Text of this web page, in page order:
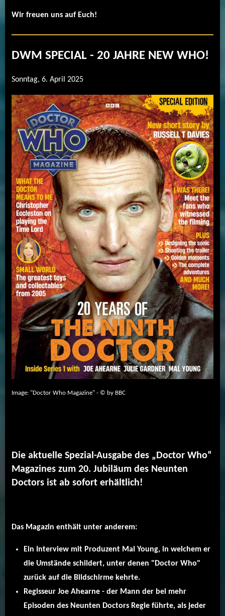
Wir freuen uns auf Euch!
DWM SPECIAL - 20 JAHRE NEW WHO!
Sonntag, 6. April 2025
Image: "Doctor Who Magazine" - © by BBC
Die aktuelle Spezial-Ausgabe des „Doctor Who“
Magazines zum 20. Jubiläum des Neunten
Doctors ist ab sofort erhältlich!
Das Magazin enthält unter anderem:
Ein Interview mit Produzent Mal Young, in welchem er
die Umstände schildert, unter denen "Doctor Who"
zurück auf die Bildschirme kehrte.
Regisseur Joe Ahearne - der Mann der bei mehr
Episoden des Neunten Doctors Regie führte, als jeder